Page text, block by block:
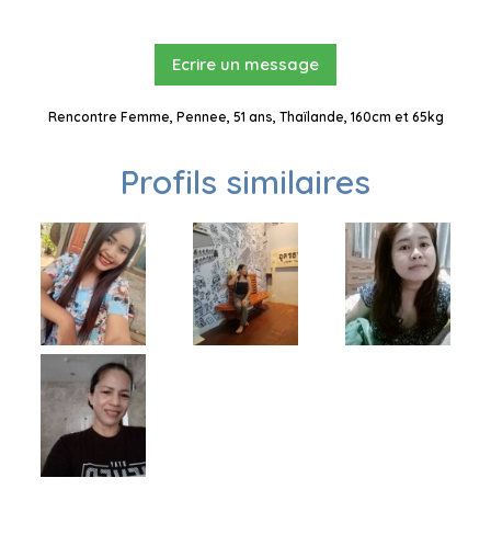
Ecrire un message
Rencontre Femme, Pennee, 51 ans, Thaïlande, 160cm et 65kg
Profils similaires